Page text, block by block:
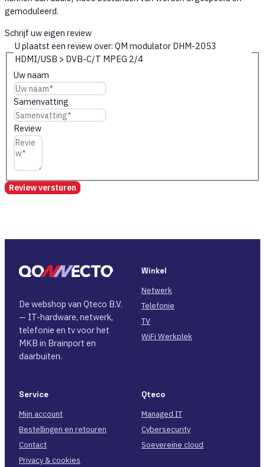
gemoduleerd.
Schrijf uw eigen review
U plaatst een review over: QM modulator DHM-2053
HDMI/USB > DVB-C/T MPEG 2/4
Uw naam
Samenvatting
Review
Review versturen
De webshop van Qteco B.V.
— IT-hardware, netwerk,
telefonie en tv voor het
MKB in Brainport en
daarbuiten.
Winkel
Netwerk
Telefonie
TV
WiFi Werkplek
Service
Mijn account
Bestellingen en retouren
Contact
Privacy & cookies
Qteco
Managed IT
Cybersecurity
Soevereine cloud